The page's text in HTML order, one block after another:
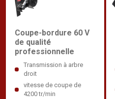
Coupe-bordure 60 V
de qualité
professionnelle
Transmission à arbre
droit
vitesse de coupe de
4200 tr/min